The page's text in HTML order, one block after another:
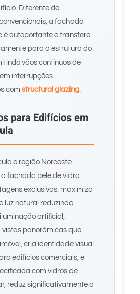
Diferente de
a fachada
é autoportante e transfere
para a estrutura do
vãos contínuos de
interrupções.
com structural glazing.
para Edifícios em
e região Noroeste
a fachada pele de vidro
exclusivas: maximiza
luz natural reduzindo
artificial,
vistas panorâmicas que
cria identidade visual
edifícios comerciais, e
com vidros de
reduz significativamente o